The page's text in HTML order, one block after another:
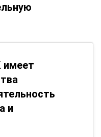
имеет
и